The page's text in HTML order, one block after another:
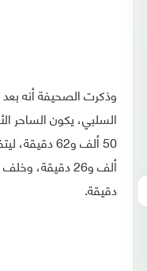
وذكرت الصحيفة أنه بعد
السلبي، يكون الساحر
دقيقة.